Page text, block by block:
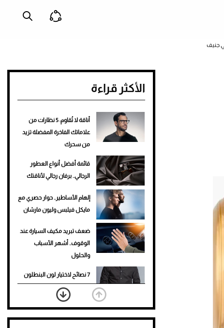
الأكثر قراءة
أناقة لا تُقاوم: 5 نظارات من
علاماتك الفاخرة المفضلة تزيد
من سحرك
قائمة أفضل أنواع العطور
الرجالي.. برفان رجالي لأناقتك
إلهام الأساطير.. حوار حصري مع
مايكل فيلبس وليون مارشان
ضعف تبريد مكيف السيارة عند
الوقوف.. أشهر الأسباب
والحلول
7 نصائح لاختيار لون البنطلون
المناسب للقميص الأسود
نرى المستقبل من خلال
تصميماتنا.. كيف حجزت 1886